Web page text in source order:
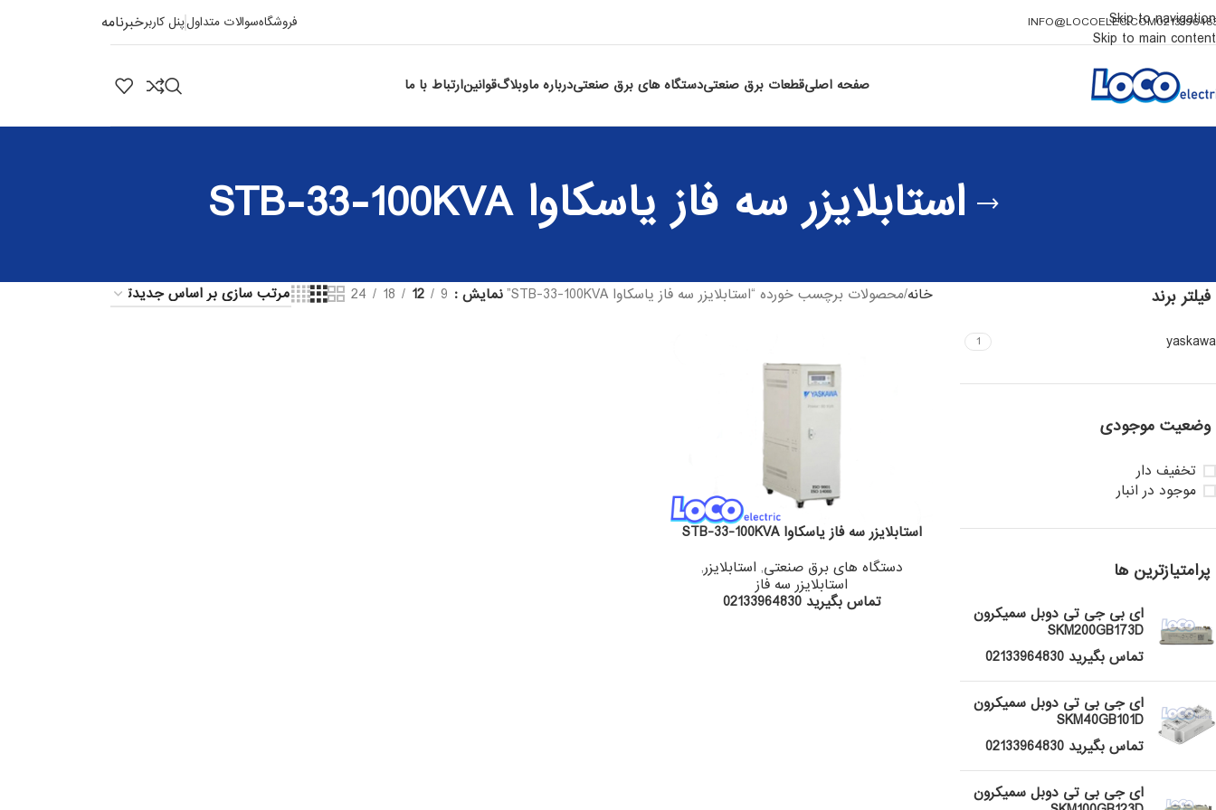
Skip to navigation
Skip to main content
INFO@LOCOELEC.COM فروشگاهسوالات متداولپنل کاربرخبرنامه
صفحه اصلیقطعات برق صنعتیدستگاه های برق صنعتیدرباره ماوبلاگقوانینارتباط با ما
استابلایزر سه فاز یاسکاوا STB-33-100KVA
فیلتر برند
yaskawa
1
وضعیت موجودی
تخفیف دار
موجود در انبار
پرامتیازترین ها
ای بی جی تی دوبل سمیکرون
SKM200GB173D
تماس بگیرید 02133964830
ای جی بی تی دوبل سمیکرون
SKM40GB101D
تماس بگیرید 02133964830
ای جی بی تی دوبل سمیکرون
خانه محصولات برچسب خورده “استابلایزر سه فاز یاسکاوا STB-33-100KVA” نمایش 9
12
18
24
استابلایزر سه فاز یاسکاوا STB-33-100KVA
دستگاه های برق صنعتی, استابلایزر,
استابلایزر سه فاز
تماس بگیرید 02133964830